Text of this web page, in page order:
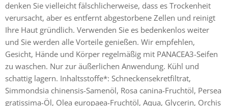
denken Sie vielleicht fälschlicherweise, dass es Trockenheit
verursacht, aber es entfernt abgestorbene Zellen und reinigt
Ihre Haut gründlich. Verwenden Sie es bedenkenlos weiter
und Sie werden alle Vorteile genießen. Wir empfehlen,
Gesicht, Hände und Körper regelmäßig mit PANACEA3-Seifen
zu waschen. Nur zur äußerlichen Anwendung. Kühl und
schattig lagern. Inhaltsstoffe*: Schneckensekretfiltrat,
Simmondsia chinensis-Samenöl, Rosa canina-Fruchtöl, Persea
gratissima-Öl, Olea europaea-Fruchtöl, Aqua, Glycerin, Orchis